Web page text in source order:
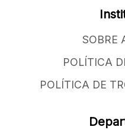
SOBRE
POLÍTICA
POLÍTICA DE